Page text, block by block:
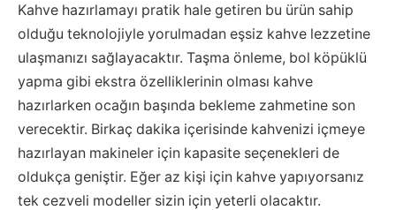
Kahve hazırlamayı pratik hale getiren bu ürün sahip
olduğu teknolojiyle yorulmadan eşsiz kahve lezzetine
ulaşmanızı sağlayacaktır. Taşma önleme, bol köpüklü
yapma gibi ekstra özelliklerinin olması kahve
hazırlarken ocağın başında bekleme zahmetine son
verecektir. Birkaç dakika içerisinde kahvenizi içmeye
hazırlayan makineler için kapasite seçenekleri de
oldukça geniştir. Eğer az kişi için kahve yapıyorsanız
tek cezveli modeller sizin için yeterli olacaktır.